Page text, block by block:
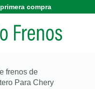
compra
frenos de
Para Chery